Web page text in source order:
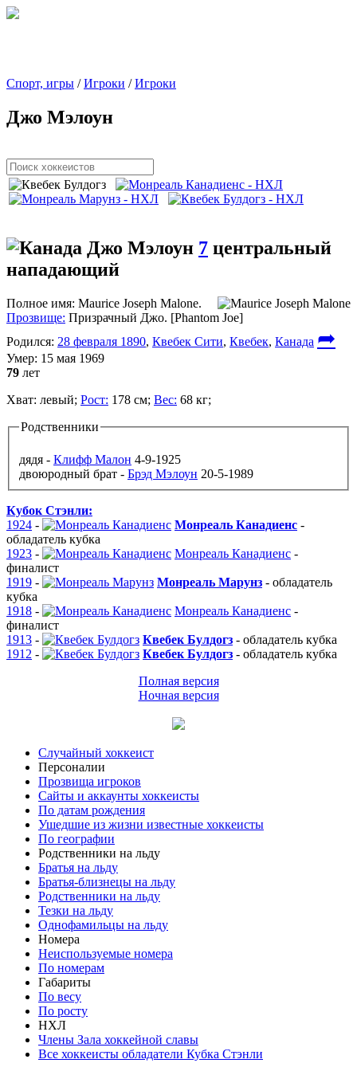
Спорт, игры /Игроки /Игроки
Джо Мэлоун
Джо Мэлоун 7 центральный
нападающий
Полное имя: Maurice Joseph Malone.
Прозвище: Призрачный Джо. [Phantom Joe]
Родился: 28 февраля 1890, Квебек Сити, Квебек, Канада ➦
Умер: 15 мая 1969
79 лет
Хват: левый; Рост: 178 см; Вес: 68 кг;
Родственники
дядя - Клифф Малон 4-9-1925
двоюродный брат - Брэд Мэлоун 20-5-1989
Кубок Стэнли:
1924 - Монреаль Канадиенс -
обладатель кубка
1923 - Монреаль Канадиенс -
финалист
1919 - Монреаль Марунз - обладатель
кубка
1918 - Монреаль Канадиенс -
финалист
1913 - Квебек Булдогз - обладатель кубка
1912 - Квебек Булдогз - обладатель кубка
Полная версия
Ночная версия
Случайный хоккеист
Персоналии
Прозвища игроков
Сайты и аккаунты хоккеисты
По датам рождения
Ушедшие из жизни известные хоккеисты
По географии
Родственники на льду
Братья на льду
Братья-близнецы на льду
Родственники на льду
Тезки на льду
Однофамильцы на льду
Номера
Неиспользуемые номера
По номерам
Габариты
По весу
По росту
НХЛ
Члены Зала хоккейной славы
Все хоккеисты обладатели Кубка Стэнли